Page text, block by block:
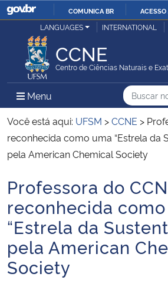
IR
COMUNICA BR
Ministério da Justiça e Segurança Pública
Ministério da Defesa
Ministério das Relações Exteriores
Ministério da Economia
Ministério da Infraestrutura
Ministério da Agricultura, Pecuária e
Ministério da Educação
Ministério da Cidadania
LANGUAGES INTERNATIONAL
CCNE
Centro de Ciências Naturais e
Menu Menu Principal do Sítio
Busca
Busca:
Você está aqui: UFSM >CCNE >
reconhecida como uma “Estrela da
pela American Chemical Society
Início do conteúdo
Professora do
reconhecida
“Estrela da
pela American
Society